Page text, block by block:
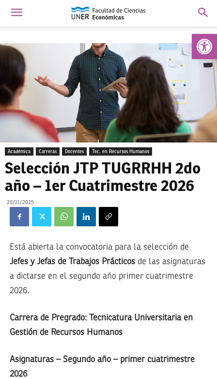
Abrir
Académica Carreras Docentes Tec. en Recursos Humanos
Selección JTP TUGRRHH 2do
año – 1er Cuatrimestre 2026
20/11/2025
Está abierta la convocatoria para la selección de
Jefes y Jefas de Trabajos Prácticos de las asignaturas
a dictarse en el segundo año primer cuatrimestre
2026.
Carrera de Pregrado: Tecnicatura Universitaria en
Gestión de Recursos Humanos
Asignaturas – Segundo año – primer cuatrimestre
2026